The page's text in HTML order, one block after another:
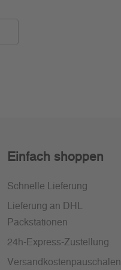
Einfach shoppen
Schnelle Lieferung
Lieferung an DHL
Packstationen
24h-Express-Zustellung
Versandkostenpauschalen